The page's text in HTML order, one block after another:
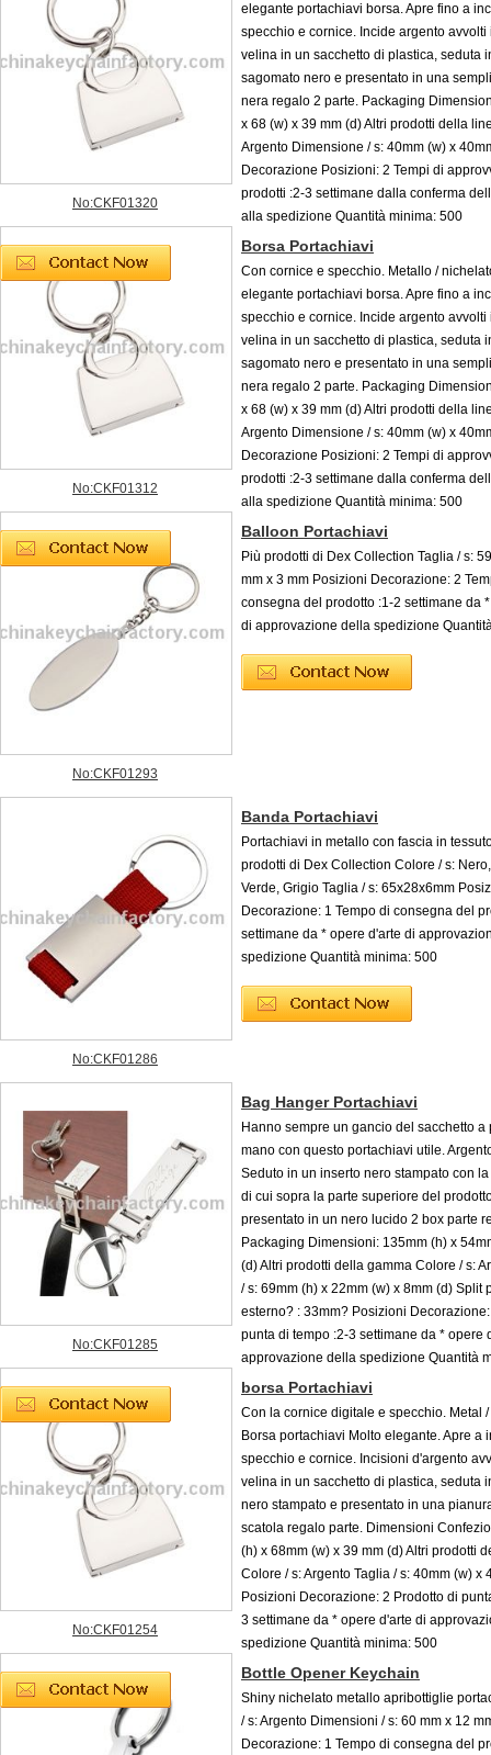
No:CKF01320
elegante portachiavi borsa. Apre fino a
specchio e cornice. Incide argento avvolti
velina in un sacchetto di plastica, seduta
sagomato nero e presentato in una
nera regalo 2 parte. Packaging
x 68 (w) x 39 mm (d) Altri prodotti della
Argento Dimensione / s: 40mm (w) x
Decorazione Posizioni: 2 Tempi di
prodotti :2-3 settimane dalla conferma
alla spedizione Quantità minima: 500
No:CKF01312
Borsa Portachiavi
Con cornice e specchio. Metallo /
elegante portachiavi borsa. Apre fino a
specchio e cornice. Incide argento avvolti
velina in un sacchetto di plastica, seduta
sagomato nero e presentato in una
nera regalo 2 parte. Packaging
x 68 (w) x 39 mm (d) Altri prodotti della
Argento Dimensione / s: 40mm (w) x
Decorazione Posizioni: 2 Tempi di
prodotti :2-3 settimane dalla conferma
alla spedizione Quantità minima: 500
No:CKF01293
Balloon Portachiavi
Più prodotti di Dex Collection Taglia / s:
mm x 3 mm Posizioni Decorazione: 2
consegna del prodotto :1-2 settimane da
di approvazione della spedizione
No:CKF01286
Banda Portachiavi
Portachiavi in metallo con fascia in
prodotti di Dex Collection Colore / s:
Verde, Grigio Taglia / s: 65x28x6mm
Decorazione: 1 Tempo di consegna del
settimane da * opere d'arte di
spedizione Quantità minima: 500
No:CKF01285
Bag Hanger Portachiavi
Hanno sempre un gancio del sacchetto a
mano con questo portachiavi utile.
Seduto in un inserto nero stampato con
di cui sopra la parte superiore del
presentato in un nero lucido 2 box parte
Packaging Dimensioni: 135mm (h) x
(d) Altri prodotti della gamma Colore / s:
/ s: 69mm (h) x 22mm (w) x 8mm (d) Split
esterno? : 33mm? Posizioni
punta di tempo :2-3 settimane da * opere
approvazione della spedizione Quantità
No:CKF01254
borsa Portachiavi
Con la cornice digitale e specchio. Metal
Borsa portachiavi Molto elegante. Apre a
specchio e cornice. Incisioni d'argento
velina in un sacchetto di plastica, seduta
nero stampato e presentato in una
scatola regalo parte. Dimensioni
(h) x 68mm (w) x 39 mm (d) Altri prodotti
Colore / s: Argento Taglia / s: 40mm (w) x
Posizioni Decorazione: 2 Prodotto di
3 settimane da * opere d'arte di
spedizione Quantità minima: 500
Bottle Opener Keychain
Shiny nichelato metallo apribottiglie
/ s: Argento Dimensioni / s: 60 mm x 12
Decorazione: 1 Tempo di consegna del